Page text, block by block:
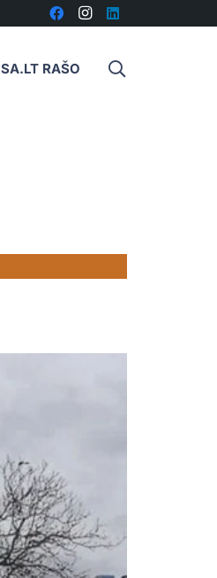
SA.LT RAŠO